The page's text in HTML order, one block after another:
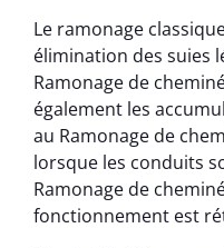
Le ramonage
élimination des suies
Ramonage de
également les
au Ramonage de
lorsque les conduits
Ramonage de
fonctionnement est